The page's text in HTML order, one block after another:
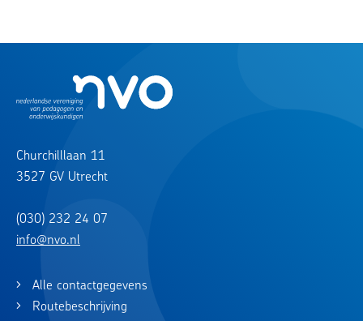
Churchilllaan 11
3527 GV Utrecht
(030) 232 24 07
info@nvo.nl
Alle contactgegevens
Routebeschrijving